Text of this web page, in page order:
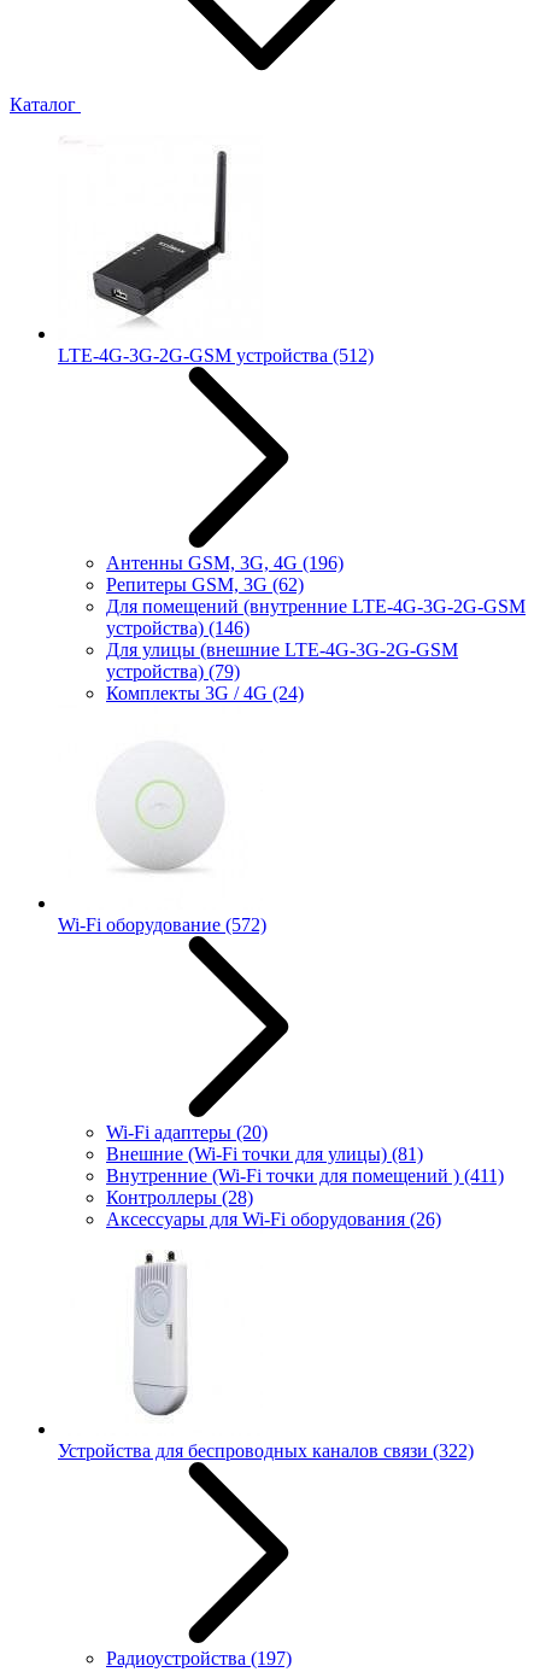
Каталог
LTE-4G-3G-2G-GSM устройства (512)
Антенны GSM, 3G, 4G (196)
Репитеры GSM, 3G (62)
Для помещений (внутренние LTE-4G-3G-2G-GSM
устройства) (146)
Для улицы (внешние LTE-4G-3G-2G-GSM
устройства) (79)
Комплекты 3G / 4G (24)
Wi-Fi оборудование (572)
Wi-Fi адаптеры (20)
Внешние (Wi-Fi точки для улицы) (81)
Внутренние (Wi-Fi точки для помещений ) (411)
Контроллеры (28)
Аксессуары для Wi-Fi оборудования (26)
Устройства для беспроводных каналов связи (322)
Радиоустройства (197)